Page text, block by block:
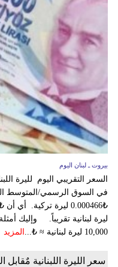
بيروت ـ لبنان اليوم
السعر التقريبي اليوم لليرة
ليرة لبنانية تقريباً. وإليك
10,000 ليرة لبنانية ≈ ₺...
المزيد
سعر الليرة اللبنانية مٌقابل